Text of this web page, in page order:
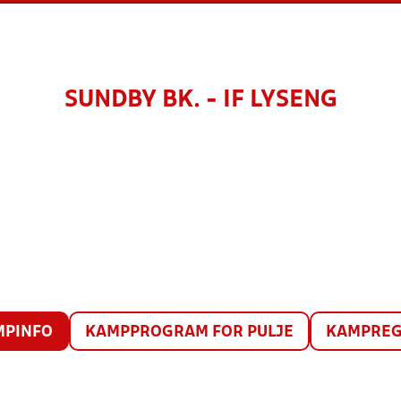
SUNDBY BK. - IF LYSENG
KAMPPROGRAM FOR PULJE